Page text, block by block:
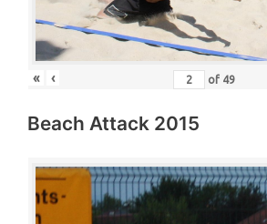
« ‹ of 49
Beach Attack 2015